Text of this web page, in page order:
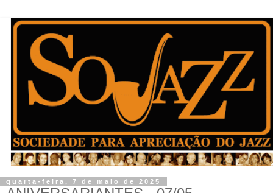
quarta-feira, 7 de maio de 2025